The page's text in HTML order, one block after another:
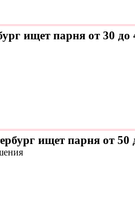
ищет парня от 30 до
ищет парня от 50